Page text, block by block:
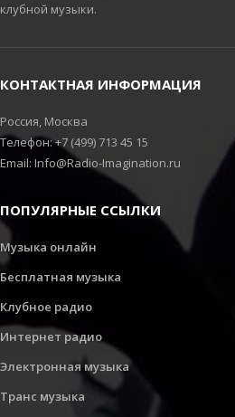
клубной музыки.
КОНТАКТНАЯ ИНФОРМАЦИЯ
Россия, Москва
Телефон: +7 (499) 713 45 15
Email: Info@Radio-Imagination.ru
ПОПУЛЯРНЫЕ ССЫЛКИ
Музыка онлайн
Бесплатная музыка
Клубное радио
Интернет радио
Электронная музыка
Транс музыка